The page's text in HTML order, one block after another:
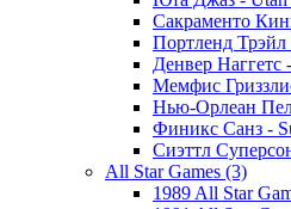
Сакраменто
Портленд Трэйл
Денвер Наггетс
Мемфис
Нью-Орлеан
Финикс Санз -
Сиэттл
All Star Games (3)
1989 All Star